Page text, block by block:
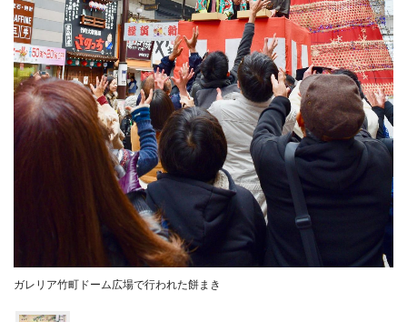
ガレリア竹町ドーム広場で行われた餅まき